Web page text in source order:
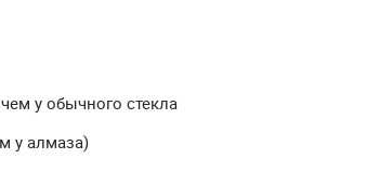
у обычного стекла
у алмаза)